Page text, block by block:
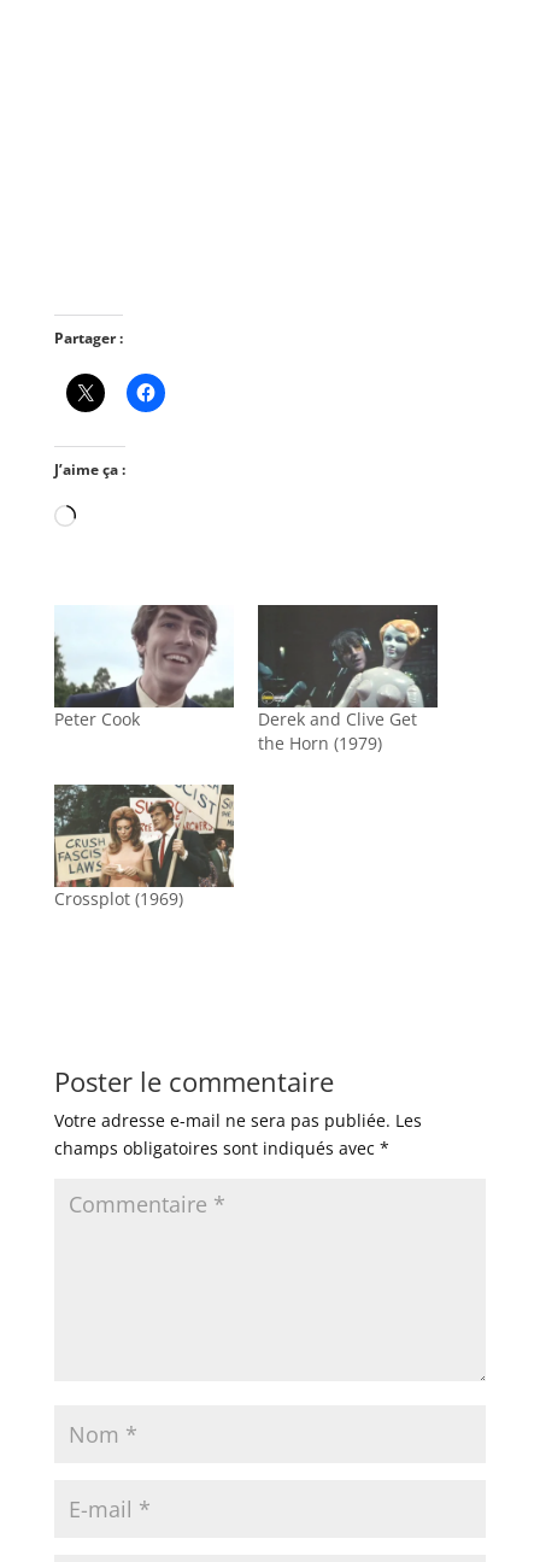
Partager :
J’aime ça :
Chargement…
Peter Cook
Derek and Clive Get
the Horn (1979)
Crossplot (1969)
Poster le commentaire
Votre adresse e-mail ne sera pas publiée. Les
champs obligatoires sont indiqués avec *